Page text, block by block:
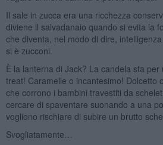
Il sale in zucca era una ricchezza
diviene il salvadanaio quando si evita la
che diventa, nel modo di dire,
si è zucconi.
È la lanterna di Jack? La candela sta
treat! Caramelle o incantesimo! Dolcetto
che corrono i bambini travestiti da
cercare di spaventare suonando a una
vogliono rischiare di subire un brutto
Svogliatamente…